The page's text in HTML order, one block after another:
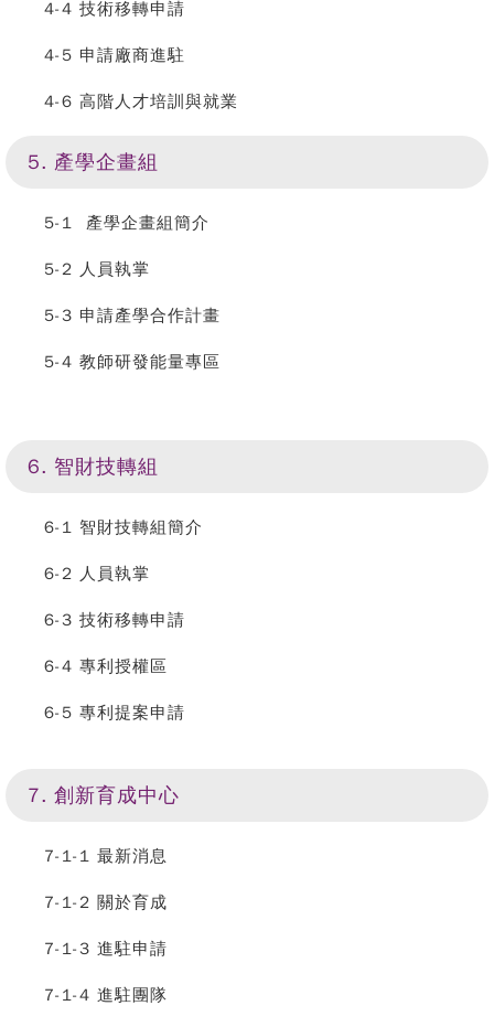
4-4 技術移轉申請
4-5 申請廠商進駐
4-6 高階人才培訓與就業
5. 產學企畫組
5-1 產學企畫組簡介
5-2 人員執掌
5-3 申請產學合作計畫
5-4 教師研發能量專區
6. 智財技轉組
6-1 智財技轉組簡介
6-2 人員執掌
6-3 技術移轉申請
6-4 專利授權區
6-5 專利提案申請
7. 創新育成中心
7-1-1 最新消息
7-1-2 關於育成
7-1-3 進駐申請
7-1-4 進駐團隊